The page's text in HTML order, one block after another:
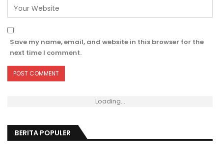
Save my name, email, and website in this browser for the
next time I comment.
Loading...
BERITA POPULER